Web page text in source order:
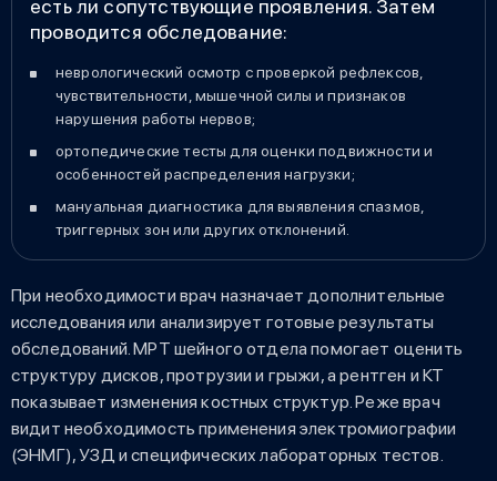
есть ли сопутствующие проявления. Затем
проводится обследование:
неврологический осмотр с проверкой рефлексов,
чувствительности, мышечной силы и признаков
нарушения работы нервов;
ортопедические тесты для оценки подвижности и
особенностей распределения нагрузки;
мануальная диагностика для выявления спазмов,
триггерных зон или других отклонений.
При необходимости врач назначает дополнительные
исследования или анализирует готовые результаты
обследований. МРТ шейного отдела помогает оценить
структуру дисков, протрузии и грыжи, а рентген и КТ
показывает изменения костных структур. Реже врач
видит необходимость применения электромиографии
(ЭНМГ), УЗД и специфических лабораторных тестов.